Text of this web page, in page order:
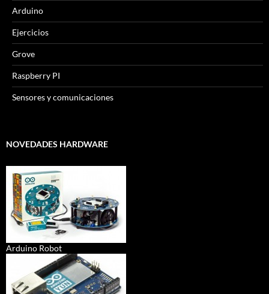
Arduino
Ejercicios
Grove
Raspberry PI
Sensores y comunicaciones
NOVEDADES HARDWARE
Arduino Robot